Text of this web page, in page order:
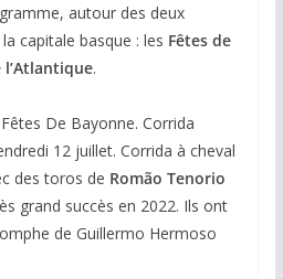
autour des deux
capitale basque : les Fêtes de
l’Atlantique.
De Bayonne. Corrida
12 juillet. Corrida à cheval
des toros de Romão Tenorio
grand succès en 2022. Ils ont
de Guillermo Hermoso